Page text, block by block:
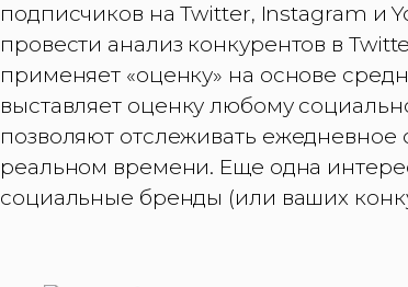
подписчиков на Twitter, Instagram и
провести анализ конкурентов в
применяет «оценку» на основе
выставляет оценку любому
позволяют отслеживать ежедневное
реальном времени. Еще одна
социальные бренды (или ваших